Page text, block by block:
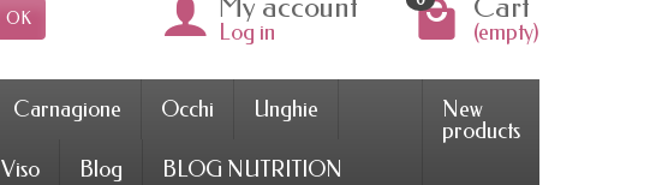
OK
Log in (empty)
Carnagione Occhi Unghie
Viso Blog BLOG NUTRITION
New
products